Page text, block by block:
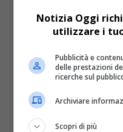
Borgomanero. Auto
grave un 21enne
Notizia Oggi
utilizzare i
Pubblicità e
delle prestazioni
ricerche sul
Archiviare
Scopri di più